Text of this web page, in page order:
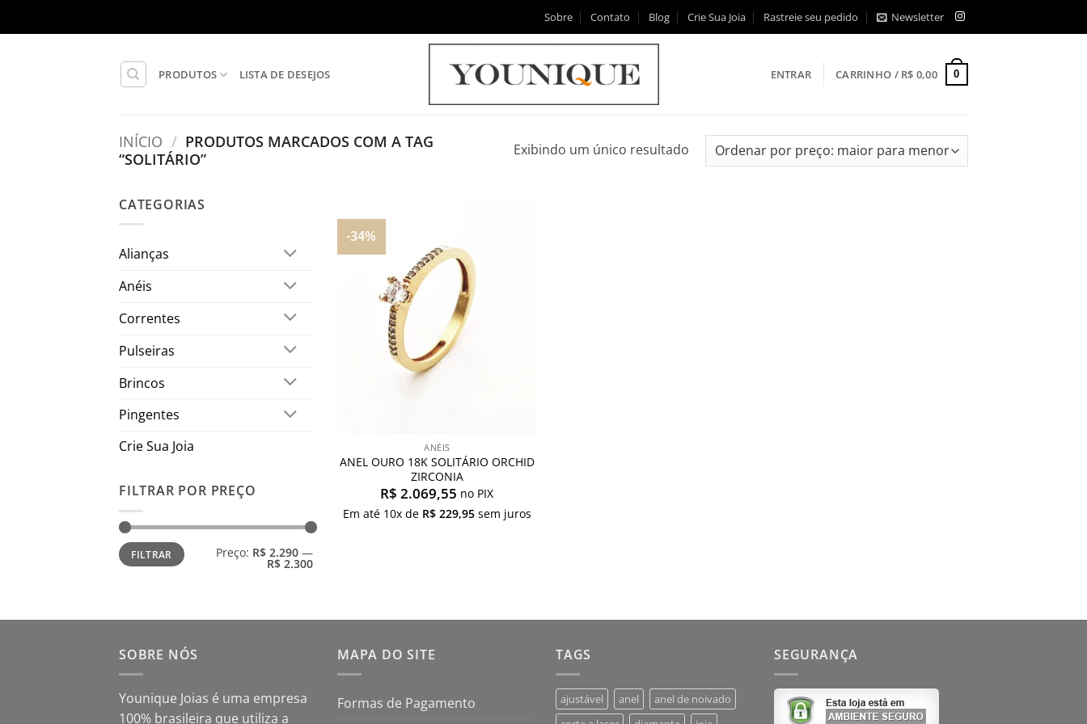
Sobre Contato Blog Crie Sua Joia Rastreie seu pedido Newsletter
PRODUTOS LISTA DE DESEJOS ENTRAR CARRINHO / R$ 0,00 0
INÍCIO / PRODUTOS MARCADOS COM A TAG
“SOLITÁRIO”
Exibindo um único resultado
CATEGORIAS
Alianças
Anéis
Correntes
Pulseiras
Brincos
Pingentes
Crie Sua Joia
FILTRAR POR PREÇO
Preço
mínimo
Preço
máximo
FILTRAR Preço: R$ 2.290 —
R$ 2.300
-34%
ANÉIS
ANEL OURO 18K SOLITÁRIO ORCHID
ZIRCONIA
R$ 2.069,55 no PIX
Em até 10x de R$229,95sem juros
SOBRE NÓS
Younique Joias é uma empresa
100% brasileira que utiliza a
MAPA DO SITE
Formas de Pagamento
TAGS
ajustável anel
anel de noivado
SEGURANÇA